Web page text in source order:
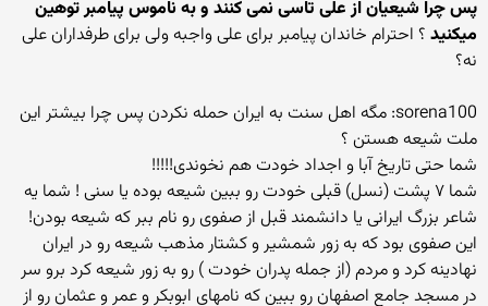
پس چرا شیعیان از علی تاسی نمی کنند و به ناموس پیامبر توهین
میکنید ؟ احترام خاندان پیامبر برای علی واجبه ولی برای طرفداران علی
نه؟
sorena100: مگه اهل سنت به ایران حمله نکردن پس چرا بیشتر این
ملت شیعه هستن ؟
شما حتی تاریخ آبا و اجداد خودت هم نخوندی!!!!!
شما ۷ پشت (نسل) قبلی خودت رو ببین شیعه بوده یا سنی ! شما یه
شاعر بزرگ ایرانی یا دانشمند قبل از صفوی رو نام ببر که شیعه بودن!
این صفوی بود که به زور شمشیر و کشتار مذهب شیعه رو در ایران
نهادینه کرد و مردم (از جمله پدران خودت ) رو به زور شیعه کرد برو سر
در مسجد جامع اصفهان رو ببین که نامهای ابوبکر و عمر و عثمان رو از